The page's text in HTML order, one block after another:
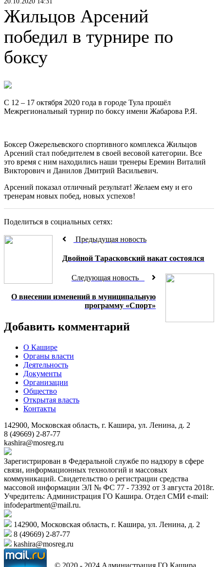
Жильцов Арсений
победил в турнире по
боксу
С 12 – 17 октября 2020 года в городе Тула прошёл
Межрегиональный турнир по боксу имени Жабарова Р.Я.
Боксер Ожерельевского спортивного комплекса Жильцов
Арсений стал победителем в своей весовой категории. Все
это время с ним находились наши тренеры Еремин Виталий
Викторович и Данилов Дмитрий Васильевич.
Арсений показал отличный результат! Желаем ему и его
тренерам новых побед, новых успехов!
Поделиться в социальных сетях:
Предыдущая новость
Двойной Тарасковский накат состоялся
Следующая новость
О внесении изменений в муниципальную
программу «Спорт»
Добавить комментарий
О Кашире
Органы власти
Деятельность
Документы
Организации
Общество
Открытая власть
Контакты
142900, Московская область, г. Кашира, ул. Ленина, д. 2
8 (49669) 2-87-77
kashira@mosreg.ru
Зарегистрирован в Федеральной службе по надзору в сфере
связи, информационных технологий и массовых
коммуникаций. Свидетельство о регистрации средства
массовой информации ЭЛ № ФС 77 - 73392 от 3 августа 2018г.
Учредитель: Администрация ГО Кашира. Отдел СМИ e-mail:
infodepartment@mail.ru.
142900, Московская область, г. Кашира, ул. Ленина, д. 2
8 (49669) 2-87-77
kashira@mosreg.ru
© 2020 - 2024 Администрация ГО Кашира.